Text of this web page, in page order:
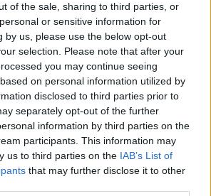
of the sale, sharing to third parties, or
or sensitive information for
by us, please use the below opt-out
selection. Please note that after your
you may continue seeing
on personal information utilized by
disclosed to third parties prior to
separately opt-out of the further
information by third parties on the
participants. This information may
us to third parties on the IAB’s List of
that may further disclose it to other
Követem
PAVAROTTI
#ÉTEL #NŐ #FUTBALL